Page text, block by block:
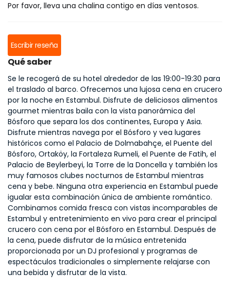
Por favor, lleva una chalina contigo en días ventosos.
Escribir reseña
Qué saber
Se le recogerá de su hotel alrededor de las 19:00-19:30 para
el traslado al barco. Ofrecemos una lujosa cena en crucero
por la noche en Estambul. Disfrute de deliciosos alimentos
gourmet mientras baila con la vista panorámica del
Bósforo que separa los dos continentes, Europa y Asia.
Disfrute mientras navega por el Bósforo y vea lugares
históricos como el Palacio de Dolmabahçe, el Puente del
Bósforo, Ortaköy, la Fortaleza Rumeli, el Puente de Fatih, el
Palacio de Beylerbeyi, la Torre de la Doncella y también los
muy famosos clubes nocturnos de Estambul mientras
cena y bebe. Ninguna otra experiencia en Estambul puede
igualar esta combinación única de ambiente romántico.
Combinamos comida fresca con vistas incomparables de
Estambul y entretenimiento en vivo para crear el principal
crucero con cena por el Bósforo en Estambul. Después de
la cena, puede disfrutar de la música entretenida
proporcionada por un DJ profesional y programas de
espectáculos tradicionales o simplemente relajarse con
una bebida y disfrutar de la vista.